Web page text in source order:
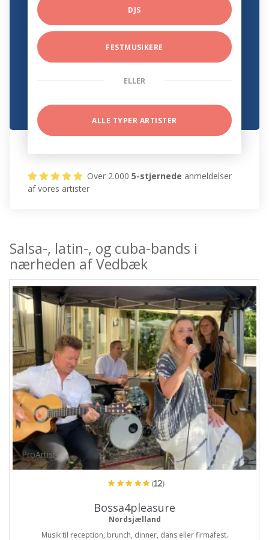
DJS
FESTMUSIKERE
ELLER
ALLE TYPER ARTISTER
Over 2.0005-stjernede anmeldelser
af vores artister
Salsa-, latin-, og cuba-bands i
nærheden af Vedbæk
ProArtist
(12)
Bossa4pleasure
Nordsjælland
Musik til reception, brunch, dinner, dans eller firmafest.